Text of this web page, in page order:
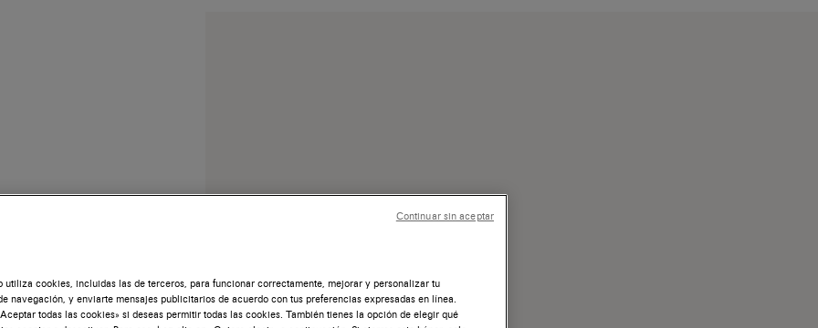
utiliza cookies, incluidas las de terceros, para funcionar correctamente, mejorar y personalizar tu
navegación, y enviarte mensajes publicitarios de acuerdo con tus preferencias expresadas en línea.
todas las cookies» si deseas permitir todas las cookies. También tienes la opción de elegir qué
Continuar sin aceptar